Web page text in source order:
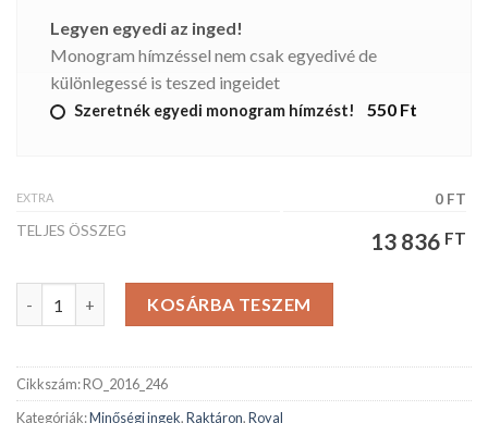
Legyen egyedi az inged!
Monogram hímzéssel nem csak egyedivé de
különlegessé is teszed ingeidet
Szeretnék egyedi monogram hímzést! 550 Ft
EXTRA
0 FT
TELJES ÖSSZEG
13 836 FT
ROYAL férfiing mennyiségKOSÁRBA TESZEM
Cikkszám:RO_2016_246
Kategóriák:Minőségi ingek,Raktáron,Royal